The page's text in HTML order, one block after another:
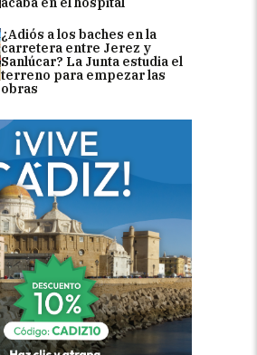
¿Adiós a los baches en la
carretera entre Jerez y
Sanlúcar? La Junta estudia el
terreno para empezar las
obras